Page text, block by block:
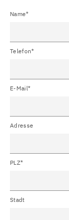
Name*
Telefon*
E-Mail*
Adresse
PLZ*
Stadt